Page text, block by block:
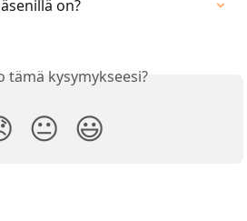
on?
tämä kysymykseesi?
😐 😃